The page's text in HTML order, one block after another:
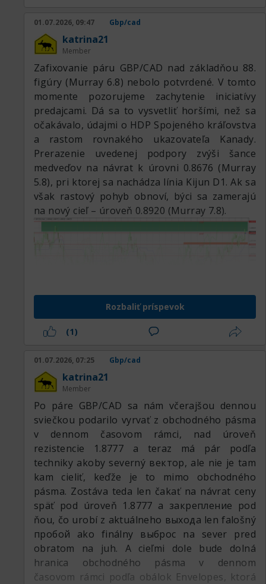
01.07.2026, 09:47 Gbp/cad
katrina21
Member
Zafixovanie páru GBP/CAD nad základňou 88.
figúry (Murray 6.8) nebolo potvrdené. V tomto
momente pozorujeme zachytenie iniciatívy
predajcami. Dá sa to vysvetliť horšími, než sa
očakávalo, údajmi o HDP Spojeného kráľovstva
a rastom rovnakého ukazovateľa Kanady.
Prerazenie uvedenej podpory zvýši šance
medveďov na návrat k úrovni 0.8676 (Murray
5.8), pri ktorej sa nachádza línia Kijun D1. Ak sa
však rastový pohyb obnoví, býci sa zamerajú
na nový cieľ – úroveň 0.8920 (Murray 7.8).
Rozbaliť príspevok
(1)
01.07.2026, 07:25 Gbp/cad
katrina21
Member
Po páre GBP/CAD sa nám včerajšou dennou
sviečkou podarilo vyrvať z obchodného pásma
v dennom časovom rámci, nad úroveň
rezistencie 1.8777 a teraz má pár podľa
techniky akoby severný вектор, ale nie je tam
kam cieliť, keďže je to mimo obchodného
pásma. Zostáva teda len čakať na návrat ceny
späť pod úroveň 1.8777 a закрепление pod
ňou, čo urobí z aktuálneho выхода len falošný
пробой ako finálny выброс na sever pred
obratom na juh. A cieľmi dole bude dolná
hranica obchodného pásma v dennom
časovom rámci podľa obálok Envelopes, ktorá